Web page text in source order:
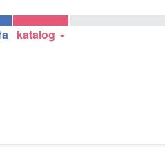
katalog